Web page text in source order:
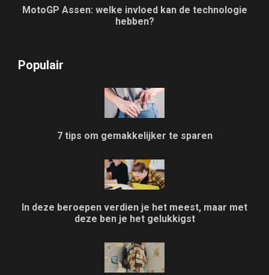
MotoGP Assen: welke invloed kan de technologie
hebben?
Populair
7 tips om gemakkelijker te sparen
In deze beroepen verdien je het meest, maar met
deze ben je het gelukkigst